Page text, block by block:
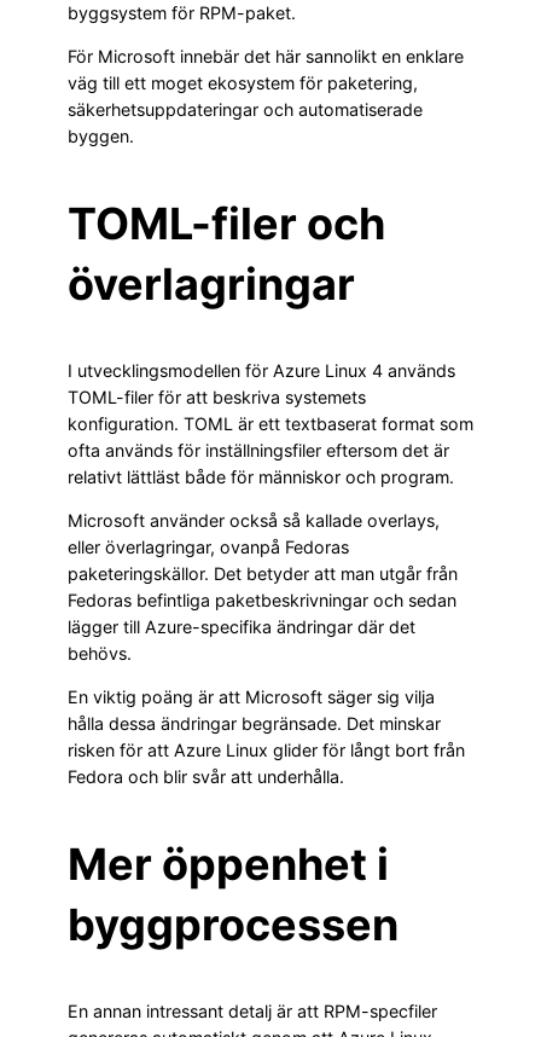
byggsystem för RPM-paket.
För Microsoft innebär det här sannolikt en enklare
väg till ett moget ekosystem för paketering,
säkerhetsuppdateringar och automatiserade
byggen.
TOML-filer och
överlagringar
I utvecklingsmodellen för Azure Linux 4 används
TOML-filer för att beskriva systemets
konfiguration. TOML är ett textbaserat format som
ofta används för inställningsfiler eftersom det är
relativt lättläst både för människor och program.
Microsoft använder också så kallade overlays,
eller överlagringar, ovanpå Fedoras
paketeringskällor. Det betyder att man utgår från
Fedoras befintliga paketbeskrivningar och sedan
lägger till Azure-specifika ändringar där det
behövs.
En viktig poäng är att Microsoft säger sig vilja
hålla dessa ändringar begränsade. Det minskar
risken för att Azure Linux glider för långt bort från
Fedora och blir svår att underhålla.
Mer öppenhet i
byggprocessen
En annan intressant detalj är att RPM-specfiler